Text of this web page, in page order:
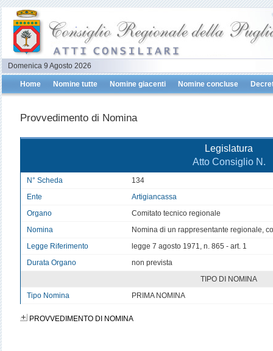
Domenica 9 Agosto 2026
Home Nomine tutte Nomine giacenti Nomine concluse
Provvedimento di Nomina
Legislatura
Atto Consiglio N.
N° Scheda
134
Ente
Artigiancassa
Organo
Comitato tecnico regionale
Nomina
Nomina di un rappresentante regionale,
Legge Riferimento
legge 7 agosto 1971, n. 865 - art. 1
Durata Organo
non prevista
TIPO DI NOMINA
Tipo Nomina
PRIMA NOMINA
PROVVEDIMENTO DI NOMINA